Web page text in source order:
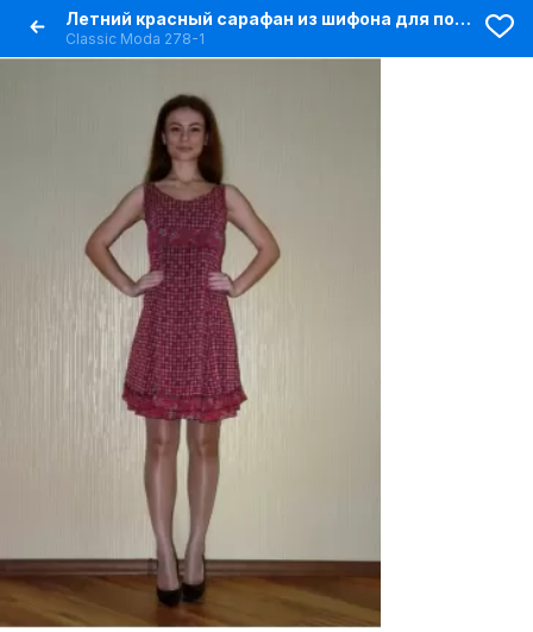
Летний красный сарафан из шифона для повседневной носки
Classic Moda 278-1